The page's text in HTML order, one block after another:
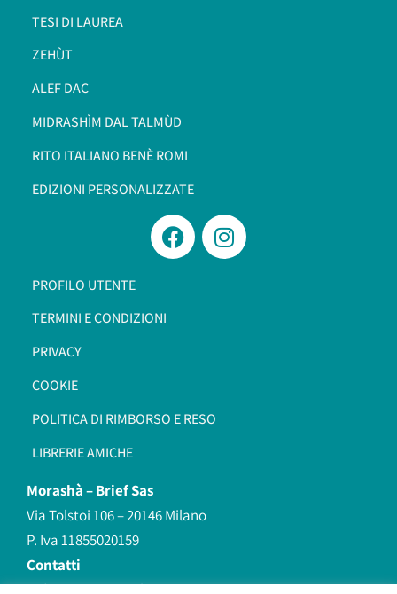
TESI DI LAUREA
ZEHÙT
ALEF DAC
MIDRASHÌM DAL TALMÙD
RITO ITALIANO BENÈ ROMI​
EDIZIONI PERSONALIZZATE
PROFILO UTENTE
TERMINI E CONDIZIONI
PRIVACY
COOKIE
POLITICA DI RIMBORSO E RESO
LIBRERIE AMICHE
Morashà –Brief Sas
Via Tolstoi 106 – 20146 Milano
P. Iva 11855020159
Contatti
redazione@morasha.it